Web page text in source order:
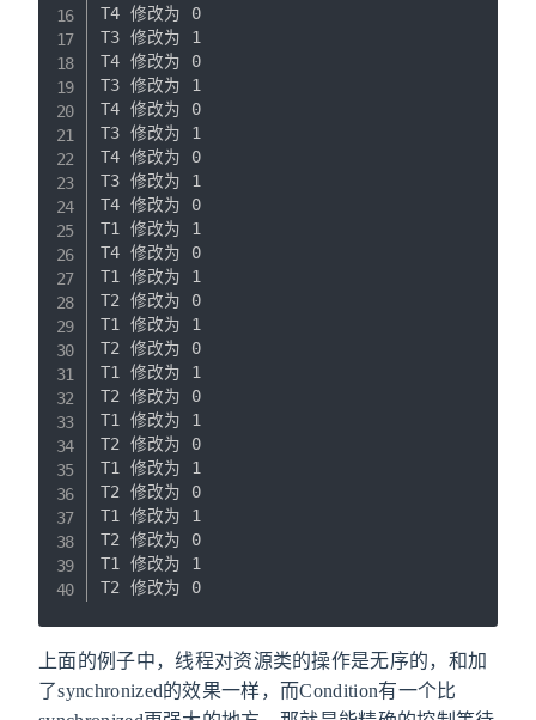
T4 修改为 0
T3 修改为 1
T4 修改为 0
T3 修改为 1
T4 修改为 0
T3 修改为 1
T4 修改为 0
T3 修改为 1
T4 修改为 0
T1 修改为 1
T4 修改为 0
T1 修改为 1
T2 修改为 0
T1 修改为 1
T2 修改为 0
T1 修改为 1
T2 修改为 0
T1 修改为 1
T2 修改为 0
T1 修改为 1
T2 修改为 0
T1 修改为 1
T2 修改为 0
T1 修改为 1
T2 修改为 0
上面的例子中，线程对资源类的操作是无序的，和加
了synchronized的效果一样，而Condition有一个比